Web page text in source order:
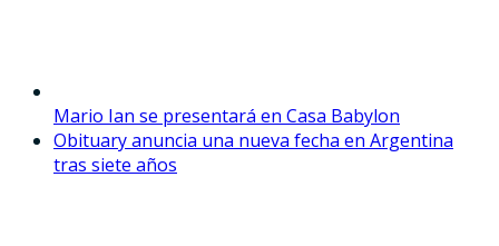
Mario Ian se presentará en Casa Babylon
Obituary anuncia una nueva fecha en Argentina
tras siete años